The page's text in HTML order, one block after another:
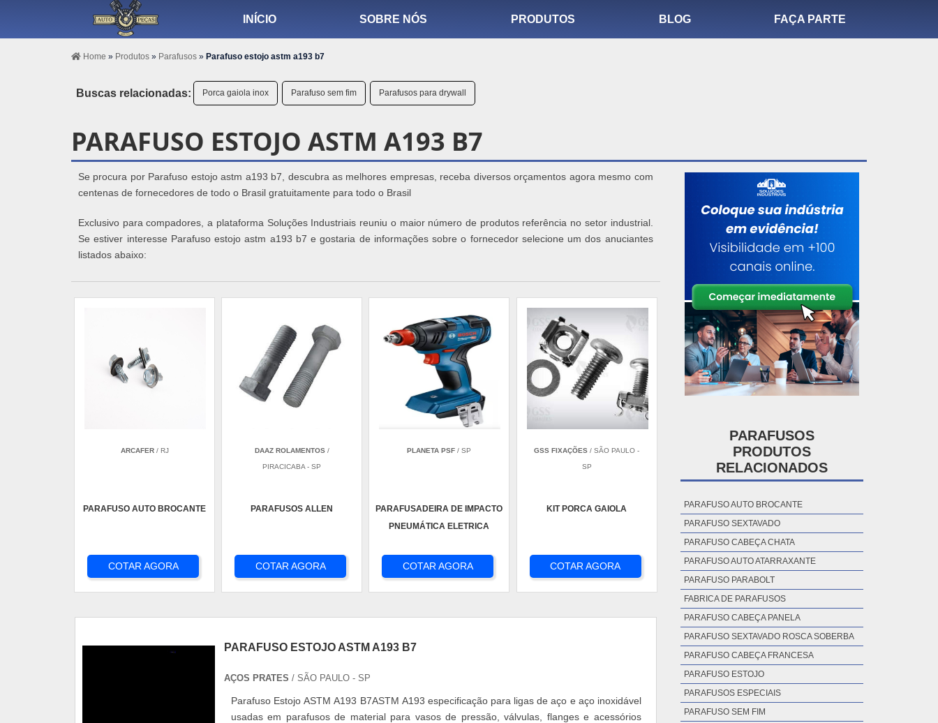
INÍCIO SOBRE NÓS PRODUTOS BLOG FAÇA PARTE
Home » Produtos » Parafusos » Parafuso estojo astm a193 b7
Buscas relacionadas: Porca gaiola inox Parafuso sem fim Parafusos para drywall
PARAFUSO ESTOJO ASTM A193 B7
Se procura por Parafuso estojo astm a193 b7, descubra as melhores empresas, receba diversos orçamentos agora mesmo com
centenas de fornecedores de todo o Brasil gratuitamente para todo o Brasil
Exclusivo para compadores, a plataforma Soluções Industriais reuniu o maior número de produtos referência no setor industrial.
Se estiver interesse Parafuso estojo astm a193 b7 e gostaria de informações sobre o fornecedor selecione um dos anuciantes
listados abaixo:
ARCAFER/ RJ
PARAFUSO AUTO BROCANTE
COTAR AGORA
DAAZ ROLAMENTOS/
PIRACICABA - SP
PARAFUSOS ALLEN
COTAR AGORA
PLANETA PSF / SP
PARAFUSADEIRA DE IMPACTO
PNEUMÁTICA ELETRICA
COTAR AGORA
GSS FIXAÇÕES / SÃO PAULO -
SP
KIT PORCA GAIOLA
COTAR AGORA
PARAFUSO ESTOJO ASTM A193 B7
AÇOS PRATES / SÃO PAULO - SP
Parafuso Estojo ASTM A193 B7ASTM A193 especificação para ligas de aço e aço inoxidável
usadas em parafusos de material para vasos de pressão, válvulas, flanges e acessórios
PARAFUSOS
PRODUTOS
RELACIONADOS
PARAFUSO AUTO BROCANTE
PARAFUSO SEXTAVADO
PARAFUSO CABEÇA CHATA
PARAFUSO AUTO ATARRAXANTE
PARAFUSO PARABOLT
FABRICA DE PARAFUSOS
PARAFUSO CABEÇA PANELA
PARAFUSO SEXTAVADO ROSCA SOBERBA
PARAFUSO CABEÇA FRANCESA
PARAFUSO ESTOJO
PARAFUSOS ESPECIAIS
PARAFUSO SEM FIM